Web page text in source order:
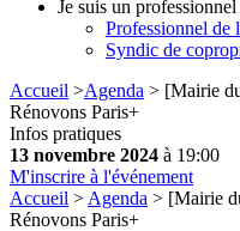
Je suis un professionnel
Professionnel de
Syndic de
Accueil >Agenda > [Mairie
Rénovons Paris+
Infos pratiques
13 novembre 2024 à 19:00
M'inscrire à l'événement
Accueil > Agenda > [Mairie
Rénovons Paris+